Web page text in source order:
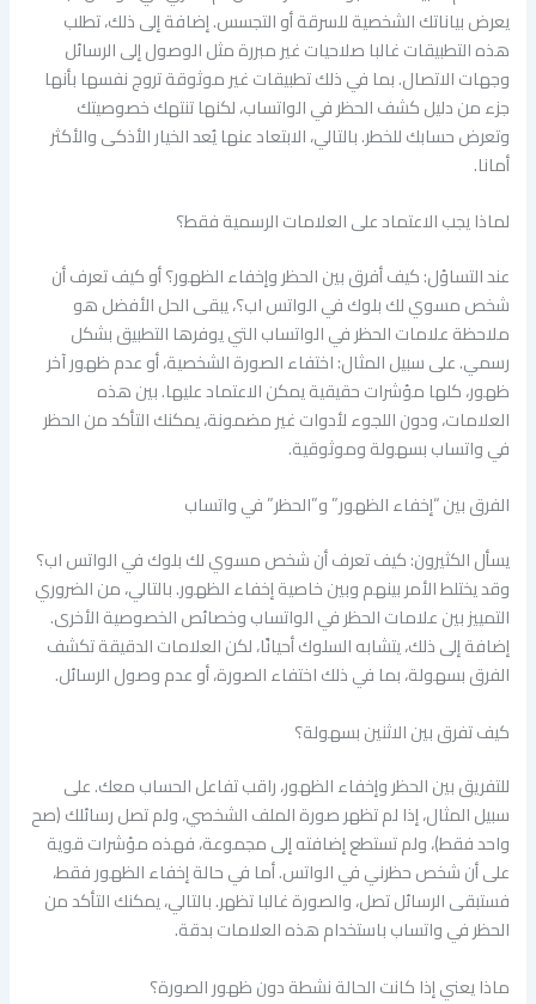
يعرض بياناتك الشخصية للسرقة أو التجسس. إضافة إلى ذلك، تطلب
هذه التطبيقات غالبا صلاحيات غير مبررة مثل الوصول إلى الرسائل
وجهات الاتصال. بما في ذلك تطبيقات غير موثوقة تروج نفسها بأنها
جزء من دليل كشف الحظر في الواتساب، لكنها تنتهك خصوصيتك
وتعرض حسابك للخطر. بالتالي، الابتعاد عنها يُعد الخيار الأذكى والأكثر
أمانا.
لماذا يجب الاعتماد على العلامات الرسمية فقط؟
عند التساؤل: كيف أفرق بين الحظر وإخفاء الظهور؟ أو كيف تعرف أن
شخص مسوي لك بلوك في الواتس اب؟، يبقى الحل الأفضل هو
ملاحظة علامات الحظر في الواتساب التي يوفرها التطبيق بشكل
رسمي. على سبيل المثال: اختفاء الصورة الشخصية، أو عدم ظهور آخر
ظهور، كلها مؤشرات حقيقية يمكن الاعتماد عليها. بين هذه
العلامات، ودون اللجوء لأدوات غير مضمونة، يمكنك التأكد من الحظر
في واتساب بسهولة وموثوقية.
الفرق بين “إخفاء الظهور” و”الحظر” في واتساب
يسأل الكثيرون: كيف تعرف أن شخص مسوي لك بلوك في الواتس اب؟
وقد يختلط الأمر بينهم وبين خاصية إخفاء الظهور. بالتالي، من الضروري
التمييز بين علامات الحظر في الواتساب وخصائص الخصوصية الأخرى.
إضافة إلى ذلك، يتشابه السلوك أحيانًا، لكن العلامات الدقيقة تكشف
الفرق بسهولة، بما في ذلك اختفاء الصورة، أو عدم وصول الرسائل.
كيف تفرق بين الاثنين بسهولة؟
للتفريق بين الحظر وإخفاء الظهور، راقب تفاعل الحساب معك. على
سبيل المثال، إذا لم تظهر صورة الملف الشخصي، ولم تصل رسائلك (صح
واحد فقط)، ولم تستطع إضافته إلى مجموعة، فهذه مؤشرات قوية
على أن شخص حظرني في الواتس. أما في حالة إخفاء الظهور فقط،
فستبقى الرسائل تصل، والصورة غالبا تظهر. بالتالي، يمكنك التأكد من
الحظر في واتساب باستخدام هذه العلامات بدقة.
ماذا يعني إذا كانت الحالة نشطة دون ظهور الصورة؟